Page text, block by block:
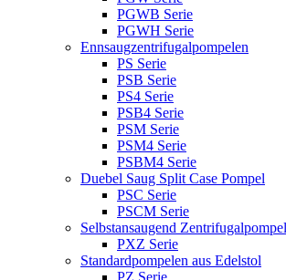
PGWB Serie
PGWH Serie
Ennsaugzentrifugalpompelen
PS Serie
PSB Serie
PS4 Serie
PSB4 Serie
PSM Serie
PSM4 Serie
PSBM4 Serie
Duebel Saug Split Case Pompel
PSC Serie
PSCM Serie
Selbstansaugend
PXZ Serie
Standardpompelen aus Edelstol
PZ Serie